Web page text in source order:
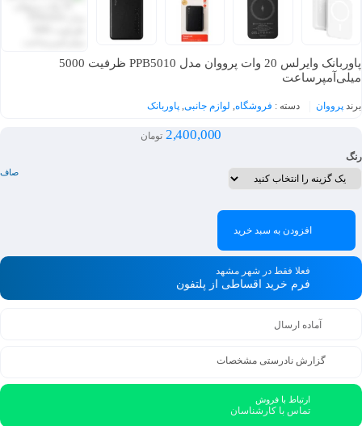
پاوربانک وایرلس 20 وات پرووان مدل PPB5010 ظرفیت 5000
میلی‌آمپرساعت
برند پرووان دسته : فروشگاه, لوازم جانبی, پاوربانک
2,400,000 تومان
رنگ
صاف
افزودن به سبد خرید
فعلا فقط در شهر مشهد
فرم خرید اقساطی از پلتفون
آماده ارسال
گزارش نادرستی مشخصات
ارتباط با فروش
تماس با کارشناسان